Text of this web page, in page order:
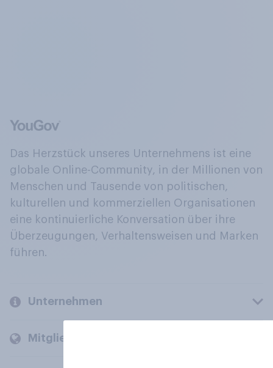
Das Herzstück unseres Unternehmens ist eine
globale Online-Community, in der Millionen von
Menschen und Tausende von politischen,
kulturellen und kommerziellen Organisationen
eine kontinuierliche Konversation über ihre
Überzeugungen, Verhaltensweisen und Marken
führen.
Unternehmen
Mitglieder und Kunden